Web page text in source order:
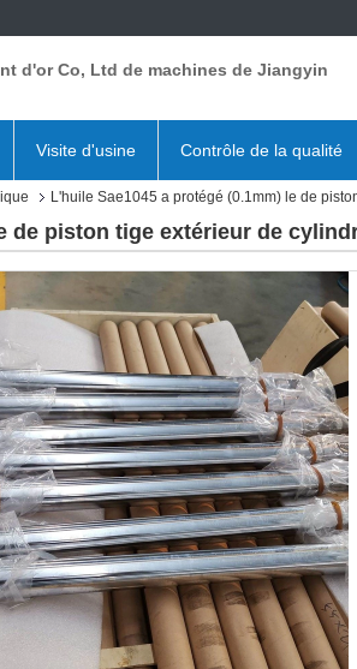
d'or Co, Ltd de machines de Jiangyin
Visite d'usine Contrôle de la qualité
L'huile Sae1045 a protégé (0.1mm) le de
de piston tige extérieur de